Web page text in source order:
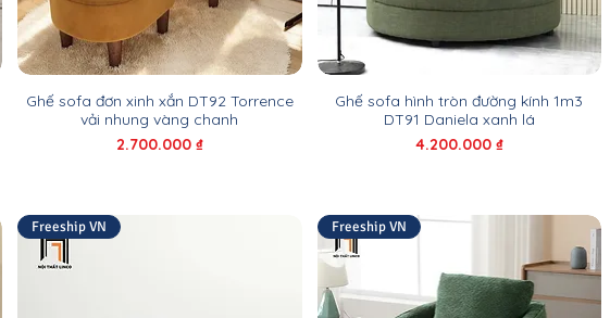
Ghế sofa đơn xinh xắn DT92 Torrence
vải nhung vàng chanh
Giá
2.700.000 ₫
Ghế sofa hình tròn đường kính 1m3
DT91 Daniela xanh lá
Giá
4.200.000 ₫
Freeship VN Freeship VN